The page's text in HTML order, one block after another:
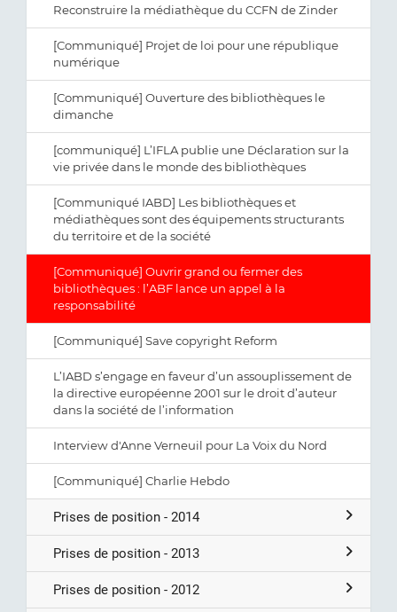
Reconstruire la médiathèque du CCFN de Zinder
[Communiqué] Projet de loi pour une république
numérique
[Communiqué] Ouverture des bibliothèques le
dimanche
[communiqué] L’IFLA publie une Déclaration sur la
vie privée dans le monde des bibliothèques
[Communiqué IABD] Les bibliothèques et
médiathèques sont des équipements structurants
du territoire et de la société
[Communiqué] Ouvrir grand ou fermer des
bibliothèques : l’ABF lance un appel à la
responsabilité
[Communiqué] Save copyright Reform
L’IABD s’engage en faveur d’un assouplissement de
la directive européenne 2001 sur le droit d’auteur
dans la société de l’information
Interview d'Anne Verneuil pour La Voix du Nord
[Communiqué] Charlie Hebdo
Prises de position - 2014
Prises de position - 2013
Prises de position - 2012